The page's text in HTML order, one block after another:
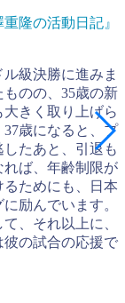
隆の活動日記』
級決勝に進みま
のの、35歳の新
きく取り上げら
歳になると、プ
たあと、引退も
ば、年齢制限が
ためにも、日本
励んでいます。
、それ以上に、
の試合の応援で